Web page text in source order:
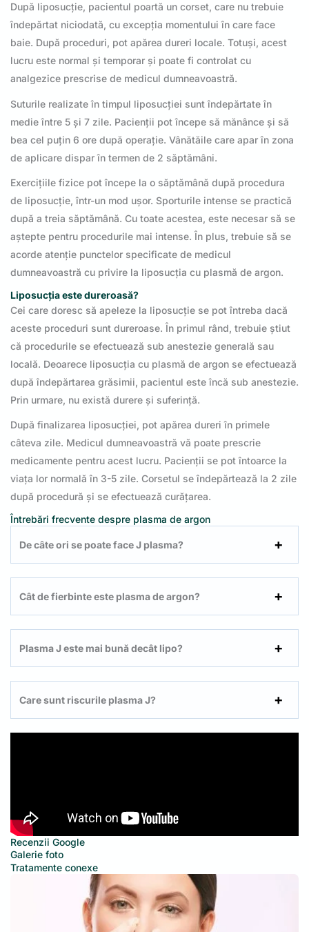
După liposucție, pacientul poartă un corset, care nu trebuie
îndepărtat niciodată, cu excepția momentului în care face
baie. După proceduri, pot apărea dureri locale. Totuși, acest
lucru este normal și temporar și poate fi controlat cu
analgezice prescrise de medicul dumneavoastră.
Suturile realizate în timpul liposucției sunt îndepărtate în
medie între 5 și 7 zile. Pacienții pot începe să mănânce și să
bea cel puțin 6 ore după operație. Vânătăile care apar în zona
de aplicare dispar în termen de 2 săptămâni.
Exercițiile fizice pot începe la o săptămână după procedura
de liposucție, într-un mod ușor. Sporturile intense se practică
după a treia săptămână. Cu toate acestea, este necesar să se
aștepte pentru procedurile mai intense. În plus, trebuie să se
acorde atenție punctelor specificate de medicul
dumneavoastră cu privire la liposucția cu plasmă de argon.
Liposucția este dureroasă?
Cei care doresc să apeleze la liposucție se pot întreba dacă
aceste proceduri sunt dureroase. În primul rând, trebuie știut
că procedurile se efectuează sub anestezie generală sau
locală. Deoarece liposucția cu plasmă de argon se efectuează
după îndepărtarea grăsimii, pacientul este încă sub anestezie.
Prin urmare, nu există durere și suferință.
După finalizarea liposucției, pot apărea dureri în primele
câteva zile. Medicul dumneavoastră vă poate prescrie
medicamente pentru acest lucru. Pacienții se pot întoarce la
viața lor normală în 3-5 zile. Corsetul se îndepărtează la 2 zile
după procedură și se efectuează curățarea.
Întrebări frecvente despre plasma de argon
De câte ori se poate face J plasma?
Cât de fierbinte este plasma de argon?
Plasma J este mai bună decât lipo?
Care sunt riscurile plasma J?
Recenzii Google
Galerie foto
Tratamente conexe